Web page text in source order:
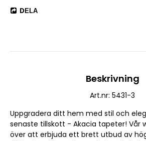
DELA
Beskrivning
Art.nr: 5431-3
Uppgradera ditt hem med stil och
senaste tillskott - Akacia tapeter! Vår
över att erbjuda ett brett utbud av